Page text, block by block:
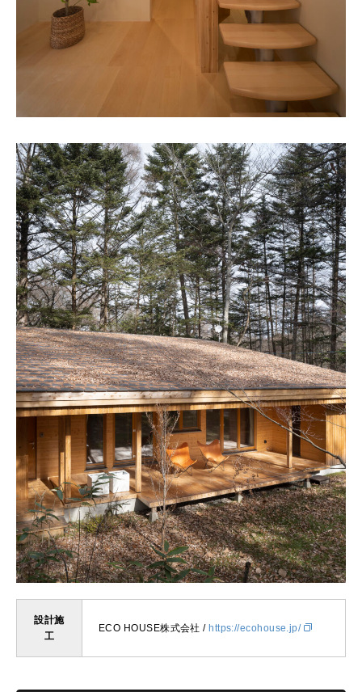
設計施
工
ECO HOUSE株式会社 / https://ecohouse.jp/